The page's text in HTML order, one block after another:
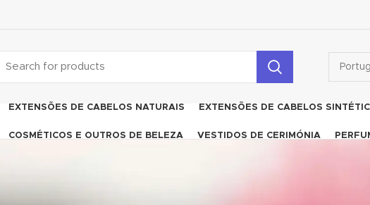
EXTENSÕES DE CABELOS NATURAIS EXTENSÕES DE CABELOS
COSMÉTICOS E OUTROS DE BELEZA VESTIDOS DE CERIMÓNIA